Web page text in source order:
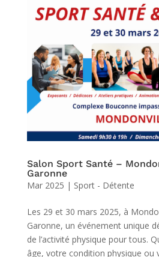
Salon Sport Santé –
Garonne
Mar 2025 | Sport - Détente
Les 29 et 30 mars 2025, à
Garonne, un événement unique
de l’activité physique pour tous.
âge, votre condition physique ou